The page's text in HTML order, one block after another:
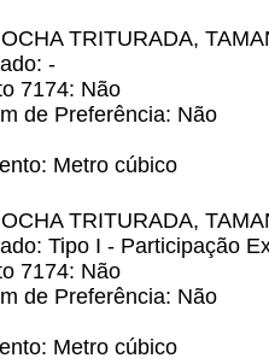
TRITURADA,
-
7174: Não
de Preferência: Não
Metro cúbico
TRITURADA,
Tipo I - Participação
7174: Não
de Preferência: Não
Metro cúbico